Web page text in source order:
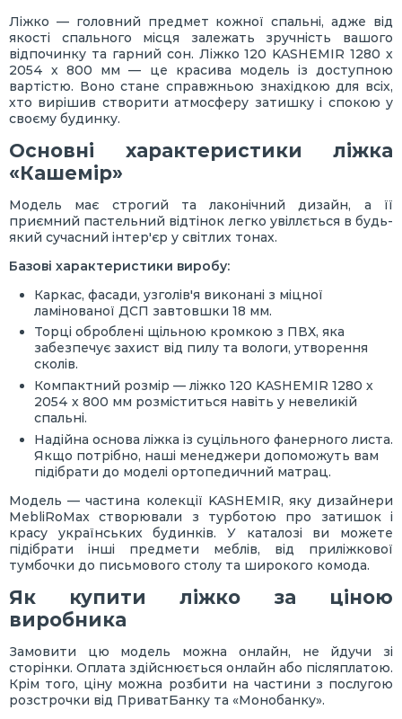
Ліжко — головний предмет кожної спальні, адже від
якості спального місця залежать зручність вашого
відпочинку та гарний сон. Ліжко 120 KASHEMIR 1280 х
2054 х 800 мм — це красива модель із доступною
вартістю. Воно стане справжньою знахідкою для всіх,
хто вирішив створити атмосферу затишку і спокою у
своєму будинку.
Основні характеристики ліжка
«Кашемір»
Модель має строгий та лаконічний дизайн, а її
приємний пастельний відтінок легко увіллється в будь-
який сучасний інтер'єр у світлих тонах.
Базові характеристики виробу:
Каркас, фасади, узголів'я виконані з міцної
ламінованої ДСП завтовшки 18 мм.
Торці оброблені щільною кромкою з ПВХ, яка
забезпечує захист від пилу та вологи, утворення
сколів.
Компактний розмір — ліжко 120 KASHEMIR 1280 х
2054 х 800 мм розміститься навіть у невеликій
спальні.
Надійна основа ліжка із суцільного фанерного листа.
Якщо потрібно, наші менеджери допоможуть вам
підібрати до моделі ортопедичний матрац.
Модель — частина колекції KASHEMIR, яку дизайнери
MebliRoMax створювали з турботою про затишок і
красу українських будинків. У каталозі ви можете
підібрати інші предмети меблів, від приліжкової
тумбочки до письмового столу та широкого комода.
Як купити ліжко за ціною
виробника
Замовити цю модель можна онлайн, не йдучи зі
сторінки. Оплата здійснюється онлайн або післяплатою.
Крім того, ціну можна розбити на частини з послугою
розстрочки від ПриватБанку та «Монобанку».